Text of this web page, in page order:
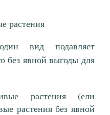
растения
вид подавляет
без явной выгоды для
растения (ели
растения без явной